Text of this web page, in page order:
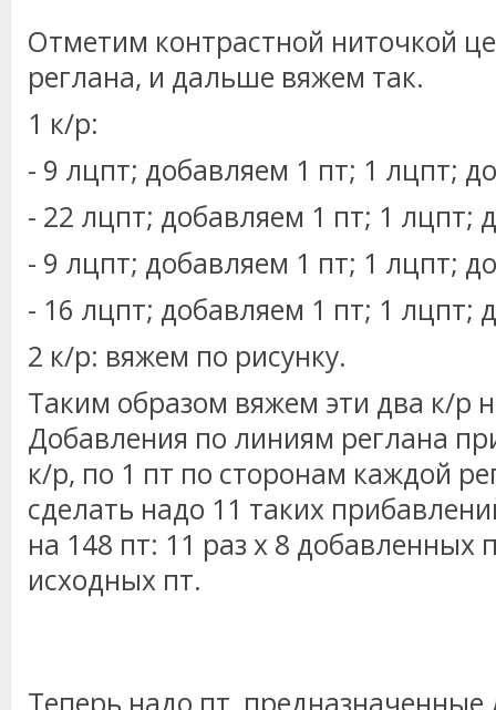
Отметим контрастной ниточкой
реглана, и дальше вяжем так.
1 к/р:
- 9 лцпт; добавляем 1 пт; 1 лцпт;
- 22 лцпт; добавляем 1 пт; 1 лцпт;
- 9 лцпт; добавляем 1 пт; 1 лцпт;
- 16 лцпт; добавляем 1 пт; 1 лцпт;
2 к/р: вяжем по рисунку.
Таким образом вяжем эти два к/р
Добавления по линиям реглана
к/р, по 1 пт по сторонам каждой
сделать надо 11 таких
на 148 пт: 11 раз х 8 добавленных
исходных пт.